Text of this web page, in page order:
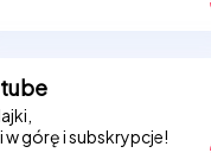
w górę i subskrypcje!